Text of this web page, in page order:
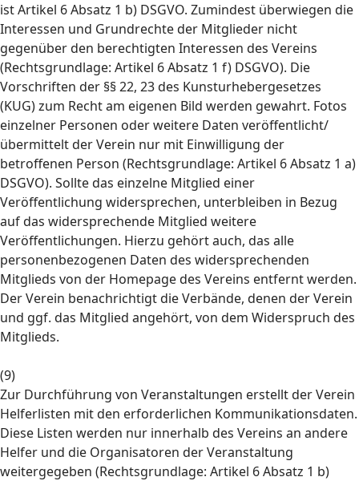
ist Artikel 6 Absatz 1 b) DSGVO. Zumindest überwiegen die
Interessen und Grundrechte der Mitglieder nicht
gegenüber den berechtigten Interessen des Vereins
(Rechtsgrundlage: Artikel 6 Absatz 1 f) DSGVO). Die
Vorschriften der §§ 22, 23 des Kunsturhebergesetzes
(KUG) zum Recht am eigenen Bild werden gewahrt. Fotos
einzelner Personen oder weitere Daten veröffentlicht/
übermittelt der Verein nur mit Einwilligung der
betroffenen Person (Rechtsgrundlage: Artikel 6 Absatz 1 a)
DSGVO). Sollte das einzelne Mitglied einer
Veröffentlichung widersprechen, unterbleiben in Bezug
auf das widersprechende Mitglied weitere
Veröffentlichungen. Hierzu gehört auch, das alle
personenbezogenen Daten des widersprechenden
Mitglieds von der Homepage des Vereins entfernt werden.
Der Verein benachrichtigt die Verbände, denen der Verein
und ggf. das Mitglied angehört, von dem Widerspruch des
Mitglieds.
(9)
Zur Durchführung von Veranstaltungen erstellt der Verein
Helferlisten mit den erforderlichen Kommunikationsdaten.
Diese Listen werden nur innerhalb des Vereins an andere
Helfer und die Organisatoren der Veranstaltung
weitergegeben (Rechtsgrundlage: Artikel 6 Absatz 1 b)